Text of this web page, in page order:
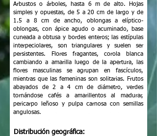
Arbustos o árboles, hasta 6 m de alto. Hojas
simples y opuestas, de 5 a 20 cm de largo y de
1.5 a 8 cm de ancho, oblongas a elíptico-
oblongas, con ápice agudo o acuminado, base
cuneada a obtusa y bordes enteros; las estípulas
interpeciolares, son triangulares y suelen ser
persistentes. Flores fragantes, corola blanca
cambiando a amarilla luego de la apertura, las
flores masculinas se agrupan en fascículos,
mientras que las femeninas son solitarias. Frutos
abayados de 2 a 4 cm de diámetro, verdes
tornándose cafés a amarillentos al madurar,
pericarpo leñoso y pulpa carnosa con semillas
angulosas.
Distribución geográfica: